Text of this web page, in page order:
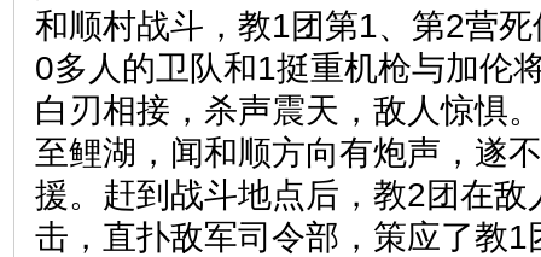
和顺村战斗，教1团第1、第2营
0多人的卫队和1挺重机枪与加伦
白刃相接，杀声震天，敌人惊惧
至鲤湖，闻和顺方向有炮声，遂
援。赶到战斗地点后，教2团在
击，直扑敌军司令部，策应了教